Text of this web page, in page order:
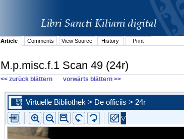
Article
Comments View Source History Print
M.p.misc.f.1 Scan 49 (24r)
<< zurück blättern vorwärts blättern >>